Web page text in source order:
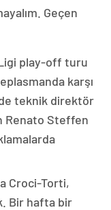
Geçen
play-off turu
karşı
teknik direktör
Renato Steffen
Croci-Torti,
Bir hafta bir